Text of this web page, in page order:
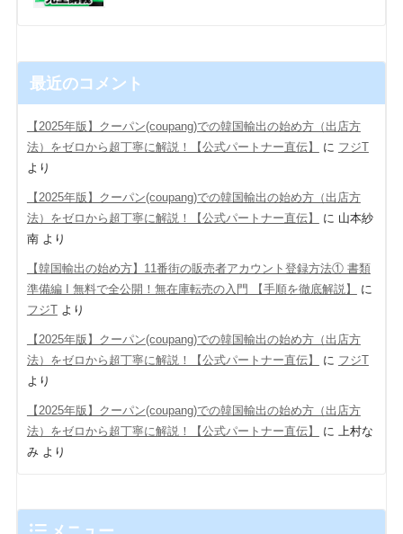
最近のコメント
【2025年版】クーパン(coupang)での韓国輸出の始め方（出店方
法）をゼロから超丁寧に解説！【公式パートナー直伝】
に フジT
より
【2025年版】クーパン(coupang)での韓国輸出の始め方（出店方
法）をゼロから超丁寧に解説！【公式パートナー直伝】
に 山本紗
南より
【韓国輸出の始め方】11番街の販売者アカウント登録方法① 書類
準備編 Ι 無料で全公開！無在庫転売の入門 【手順を徹底解説】
に
フジTより
【2025年版】クーパン(coupang)での韓国輸出の始め方（出店方
法）をゼロから超丁寧に解説！【公式パートナー直伝】
に フジT
より
【2025年版】クーパン(coupang)での韓国輸出の始め方（出店方
法）をゼロから超丁寧に解説！【公式パートナー直伝】
に
上村な
みより